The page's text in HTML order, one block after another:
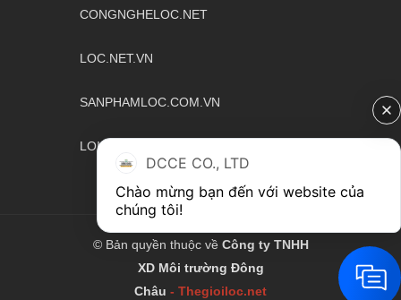
CONGNGHELOC.NET
LOC.NET.VN
SANPHAMLOC.COM.VN
LOILOCAQUA.COM
© Bản quyền thuộc về Công ty TNHH
XD Môi trường Đông
Châu - Thegioiloc.net
DCCE CO., LTD
Chào mừng bạn đến với website của
chúng tôi!